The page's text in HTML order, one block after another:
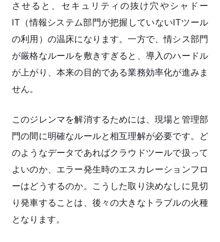
させると、セキュリティの抜け穴やシャドー
IT（情報システム部門が把握していないITツール
の利用）の温床になります。一方で、情シス部門
が厳格なルールを敷きすぎると、導入のハードル
が上がり、本来の目的である業務効率化が進みま
せん。
このジレンマを解消するためには、現場と管理部
門の間に明確なルールと相互理解が必要です。ど
のようなデータであればクラウドツールで扱って
よいのか、エラー発生時のエスカレーションフロ
ーはどうするのか。こうした取り決めなしに見切
り発車することは、後々の大きなトラブルの火種
となります。